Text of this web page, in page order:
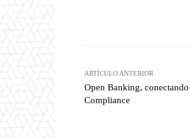
ARTÍCULO ANTERIOR
Open Banking,
Compliance